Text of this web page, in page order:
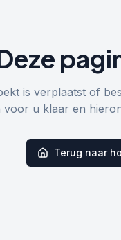
is verplaatst of
voor u klaar en
Terug naar